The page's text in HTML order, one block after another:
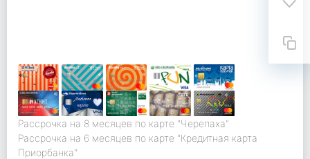
Рассрочка на 8 месяцев по карте "Черепаха"
Рассрочка на 6 месяцев по карте "Кредитная карта
Приорбанка"